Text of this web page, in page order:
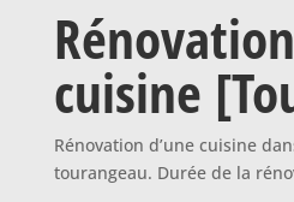
cuisine
Rénovation d’une cuisine
tourangeau. Durée de la